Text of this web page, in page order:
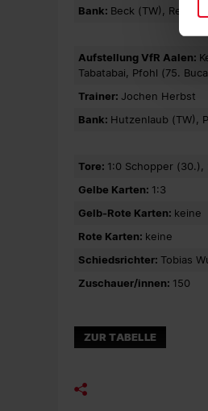
Bank: Beck (TW), Reifsteck
Aufstellung VfR Aalen:
Tabatabai, Pfohl (75.
Trainer: Jochen Herbst
Bank: Hutzenlaub (TW),
Tore: 1:0 Schopper
Gelbe Karten: 1:3
Gelb-Rote Karten: keine
Rote Karten: keine
Schiedsrichter: Tobias
Zuschauer/innen: 150
ZUR TABELLE